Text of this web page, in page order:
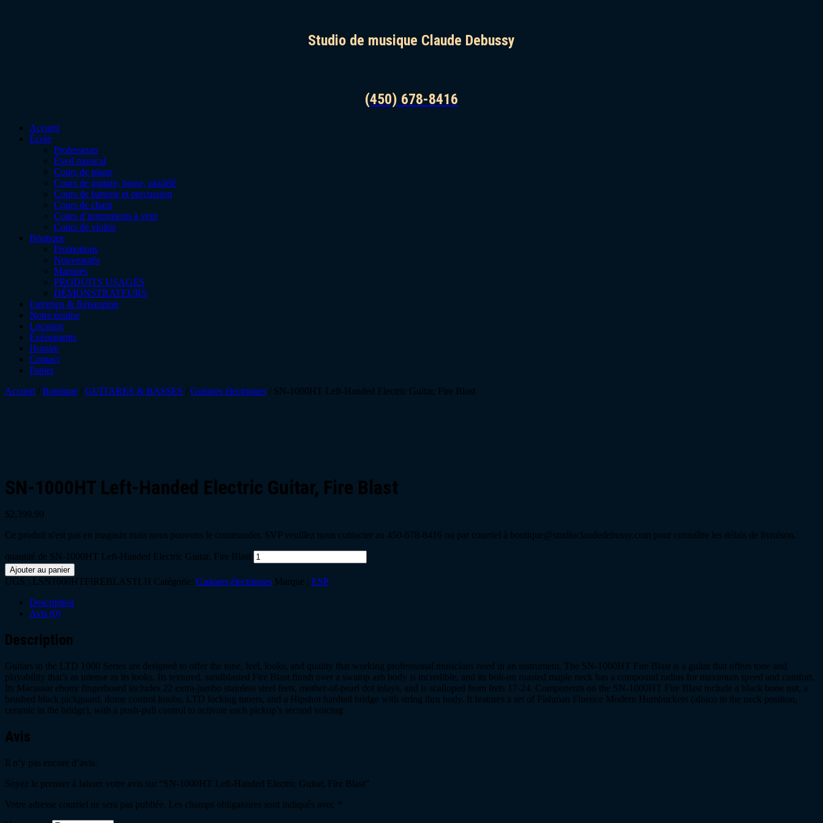
Studio de musique Claude Debussy
(450) 678-8416
Accueil
École
Professeurs
Éveil musical
Cours de piano
Cours de guitare, basse, ukulélé
Cours de batterie et percussion
Cours de chant
Cours d’instruments à vent
Cours de violon
Boutique
Promotions
Nouveautés
Marques
PRODUITS USAGÉS
DÉMONSTRATEURS
Entretien & Réparation
Notre équipe
Location
Événements
Horaire
Contact
Panier
Accueil / Boutique / GUITARES & BASSES / Guitares électriques / SN-1000HT Left-Handed Electric Guitar, Fire Blast
SN-1000HT Left-Handed Electric Guitar, Fire Blast
$2,399.99
Ce produit n'est pas en magasin mais nous pouvons le commander. SVP veuillez nous contacter au 450-678-8416 ou par courriel à boutique@studioclaudedebussy.com pour connaître les délais de livraison.
quantité de SN-1000HT Left-Handed Electric Guitar, Fire Blast
Ajouter au panier
UGS : LSN1000HTFIREBLASTLH Catégorie: Guitares électriques Marque : ESP
Description
Avis (0)
Description
Guitars in the LTD 1000 Series are designed to offer the tone, feel, looks, and quality that working professional musicians need in an instrument. The SN-1000HT Fire Blast is a guitar that offers tone and
playability that’s as intense as its looks. Its textured, sandblasted Fire Blast finish over a swamp ash body is incredible, and its bolt-on roasted maple neck has a compound radius for maximum speed and comfort.
Its Macassar ebony fingerboard includes 22 extra-jumbo stainless steel frets, mother-of-pearl dot inlays, and is scalloped from frets 17-24. Components on the SN-1000HT Fire Blast include a black bone nut, a
brushed black pickguard, dome control knobs, LTD locking tuners, and a Hipshot hardtail bridge with string thru body. It features a set of Fishman Fluence Modern Humbuckers (alnico in the neck position,
ceramic in the bridge), with a push-pull control to activate each pickup’s second voicing
Avis
Il n’y pas encore d’avis.
Soyez le premier à laisser votre avis sur “SN-1000HT Left-Handed Electric Guitar, Fire Blast”
Votre adresse courriel ne sera pas publiée. Les champs obligatoires sont indiqués avec *